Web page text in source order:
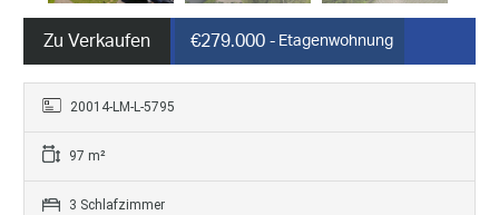
Zu Verkaufen €279.000 - Etagenwohnung
20014-LM-L-5795
97 m²
3 Schlafzimmer